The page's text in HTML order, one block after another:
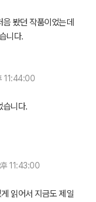
봤던 작품이었는데
니다.
11:44:00
습니다.
11:43:00
읽어서 지금도 제일